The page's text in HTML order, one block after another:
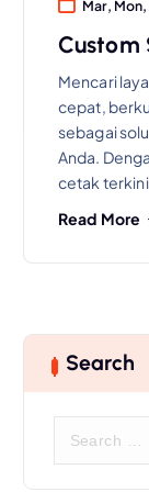
Mar,
Custom
Mencari
cepat,
sebagai
Anda.
cetak
Read More
Search